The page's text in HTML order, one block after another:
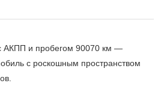
АКПП и пробегом 90070 км —
с роскошным пространством